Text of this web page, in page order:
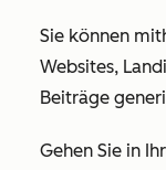
Sie können
Websites,
Beiträge
Gehen Sie in